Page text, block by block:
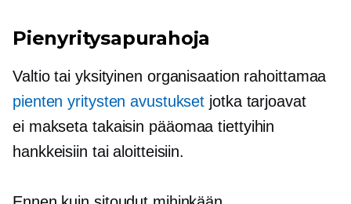
Pienyritysapurahoja
Valtio tai yksityinen organisaation rahoittamaa
pienten yritysten avustukset jotka tarjoavat
ei makseta takaisin pääomaa tiettyihin
hankkeisiin tai aloitteisiin.